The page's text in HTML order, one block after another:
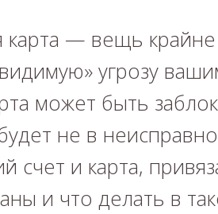
карта — вещь
угрозу
может быть
не в
счет и карта,
и что делать в